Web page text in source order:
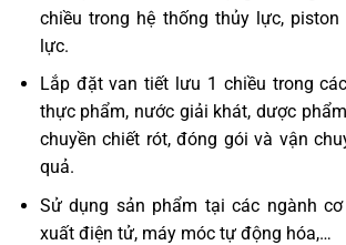
chiều trong hệ thống thủy lực,
lực.
Lắp đặt van tiết lưu 1 chiều trong
thực phẩm, nước giải khát, dược
chuyền chiết rót, đóng gói và vận
quả.
Sử dụng sản phẩm tại các ngành
xuất điện tử, máy móc tự động hóa,…